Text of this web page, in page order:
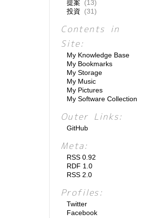
提案 (13)
投資 (31)
Contents in
Site:
My Knowledge Base
My Bookmarks
My Storage
My Music
My Pictures
My Software Collection
Outer Links:
GitHub
Meta:
RSS 0.92
RDF 1.0
RSS 2.0
Profiles:
Twitter
Facebook